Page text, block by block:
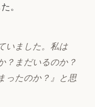
。
いました。私は
？まだいるのか？
ったのか？』と思